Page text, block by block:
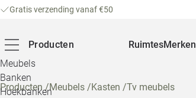
Gratis verzending vanaf €50
Producten
Meubels
Banken
Hoekbanken
RuimtesMerken
Producten/Meubels /Kasten /Tv meubels